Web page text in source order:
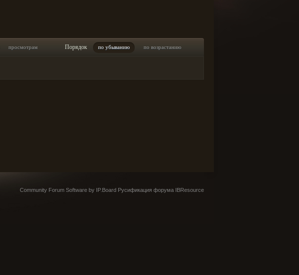
просмотрам Порядок по убыванию по возрастанию
Community Forum Software by IP.Board Русификация форума IBResource